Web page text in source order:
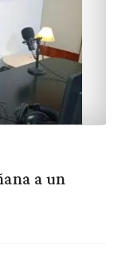
a un